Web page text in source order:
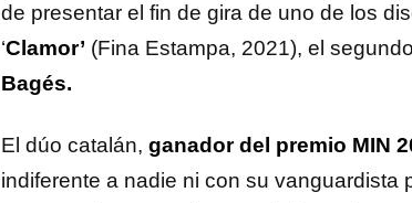
de presentar el fin de gira de uno de los
‘Clamor’ (Fina Estampa, 2021), el
Bagés.
El dúo catalán, ganador del premio MIN
indiferente a nadie ni con su vanguardista